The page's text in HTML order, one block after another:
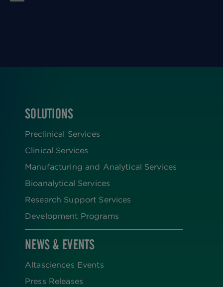
FOOTER
SOLUTIONS
Preclinical Services
Clinical Services
Manufacturing and Analytical Services
Bioanalytical Services
Research Support Services
Development Programs
NEWS & EVENTS
Altasciences Events
Press Releases